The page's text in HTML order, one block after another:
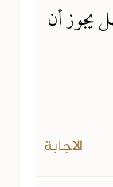
يجوز أن
الاجابة